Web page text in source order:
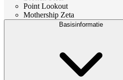
Point Lookout
Mothership Zeta
Basisinformatie